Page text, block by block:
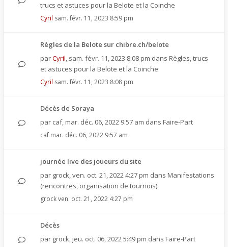
trucs et astuces pour la Belote et la Coinche
Cyril sam. févr. 11, 2023 8:59 pm
Règles de la Belote sur chibre.ch/belote
parCyril, sam. févr. 11, 2023 8:08 pm dans Règles, trucs
et astuces pour la Belote et la Coinche
Cyril sam. févr. 11, 2023 8:08 pm
Décès de Soraya
par caf, mar. déc. 06, 2022 9:57 am dans Faire-Part
caf mar. déc. 06, 2022 9:57 am
journée live des joueurs du site
par grock,ven. oct. 21, 2022 4:27 pm dans Manifestations
(rencontres, organisation de tournois)
grockven. oct. 21, 2022 4:27 pm
Décès
par grock, jeu. oct. 06, 2022 5:49 pm dans Faire-Part